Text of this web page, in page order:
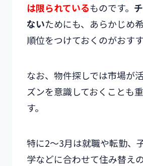
は限られているものです。
ないためにも、あらかじめ
順位をつけておくのがおすす
なお、物件探しでは市場が
ズンを意識しておくことも
す。
特に2～3月は就職や転勤、
学などに合わせて住み替え